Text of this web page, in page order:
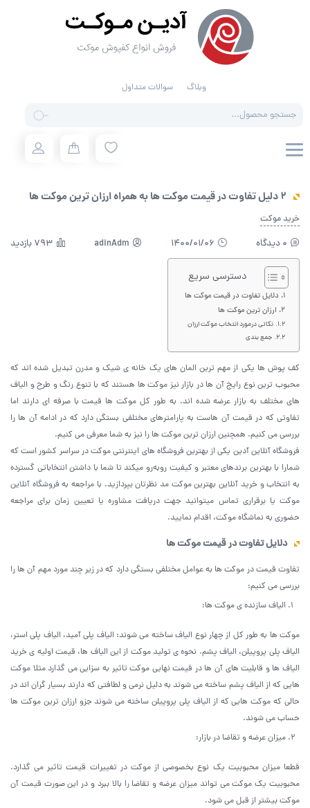
وبلاگ سوالات متداول
search
2 دلیل تفاوت در قیمت موکت ها به همراه ارزان ترین موکت ها
خرید موکت
0 دیدگاه 1400/01/06
adinAdm 793 بازدید
دسترسی سریع
دلایل تفاوت در قیمت موکت ها
ارزان ترین موکت ها
نکاتی درمورد انتخاب موکت ارزان
جمع بندی
کف پوش ها یکی از مهم ترین المان های یک خانه ی شیک و مدرن تبدیل شده اند که
محبوب ترین نوع رایج آن ها در بازار نیز موکت ها هستند که با تنوع رنگ و طرح و الیاف
های مختلف به بازار عرضه شده اند. به طور کل موکت ها قیمت با صرفه ای دارند اما
تفاوتی که در قیمت آن هاست به پارامترهای مختلفی بستگی دارد که در ادامه آن ها را
بررسی می کنیم. همچنین ارزان ترین موکت ها را نیز به شما معرفی می کنیم.
فروشگاه آنلاین آدین یکی از بهترین فروشگاه های اینترنتی موکت در سراسر کشور است که
شمارا با بهترین برندهای معتبر و کیفیت روبه‌رو میکند تا شما با داشتن انتخاباتی گسترده
به انتخاب و خرید آنلاین بهترین موکت مد نظرتان بپردازید. با مراجعه به فروشگاه آنلاین
موکت یا برقراری تماس میتوانید جهت دریافت مشاوره یا تعیین زمان برای مراجعه
حضوری به نماشگاه موکت، اقدام نمایید.
دلایل تفاوت در قیمت موکت ها
تفاوت قیمت در موکت ها به عوامل مختلفی بستگی دارد که در زیر چند مورد مهم آن ها را
بررسی می کنیم:
الیاف سازنده ی موکت ها:
موکت ها به طور کل از چهار نوع الیاف ساخته می شوند: الیاف پلی آمید، الیاف پلی استر،
الیاف پلی پروپیلن، الیاف پشم. نحوه ی تولید موکت از این الیاف ها، قیمت اولیه ی خرید
الیاف ها و قابلیت های آن ها در قیمت نهایی موکت تاثیر به سزایی می گذارد مثلا موکت
هایی که از الیاف پشم ساخته می شوند به دلیل نرمی و لطافتی که دارند بسیار گران اند در
حالی که موکت هایی که از الیاف پلی پروپیلن ساخته می شوند جزو ارزان ترین موکت ها
حساب می شوند.
میزان عرضه و تقاضا در بازار:
قطعا میزان محبوبیت یک نوع بخصوصی از موکت در تغییرات قیمت تاثیر می گذارد.
محبوبیت یک موکت می تواند میزان عرضه و تقاضا را بالا ببرد و در این صورت قیمت آن
موکت بیشتر از قبل می شود.